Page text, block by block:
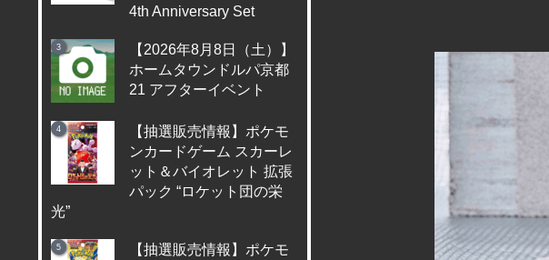
4th Anniversary Set
【2026年8月8日（土）】
ホームタウンドルパ京都
21 アフターイベント
【抽選販売情報】ポケモ
ンカードゲーム スカーレ
ット＆バイオレット 拡張
パック “ロケット団の栄
光”
【抽選販売情報】ポケモ